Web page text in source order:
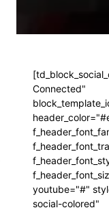
Connected"
youtube="#"
social-colored"